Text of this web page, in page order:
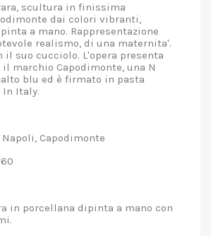
scultura in finissima
dai colori vibranti,
a mano. Rappresentazione
realismo, di una maternita'.
il suo cucciolo. L'opera presenta
marchio Capodimonte, una N
blu ed è firmato in pasta
In Italy.
Capodimonte
in porcellana dipinta a mano con